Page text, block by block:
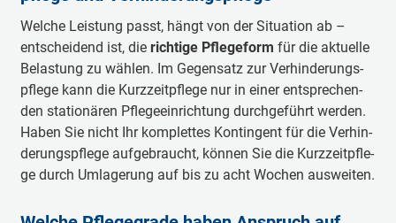
Welche Leistung passt, hängt von der Situation ab –
entscheidend ist, die richtige Pflegeform für die aktuelle
Belastung zu wählen. Im Ge­gen­satz zur Ver­hin­de­rungs­
pfle­ge kann die Kurz­zeit­pfle­ge nur in ei­ner ent­spre­chen­
den sta­tio­nä­ren Pfle­ge­ein­rich­tung durch­ge­führt wer­den.
Ha­ben Sie nicht Ihr kom­plet­tes Kon­tin­gent für die Ver­hin­
de­rungs­pfle­ge auf­ge­braucht, kön­nen Sie die Kurz­zeit­pfle­
ge durch Um­la­ge­rung auf bis zu acht Wo­chen aus­wei­ten.